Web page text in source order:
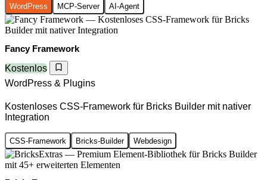
WordPress MCP-Server AI-Agent
Fancy Framework
Kostenlos
WordPress & Plugins
Kostenloses CSS-Framework für Bricks Builder mit nativer
Integration
CSS-Framework Bricks-Builder Webdesign